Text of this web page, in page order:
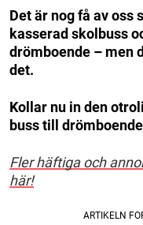
Det är nog få av oss
kasserad skolbuss
drömboende – men
det.
Kollar nu in den
buss till
Fler häftiga och
här!